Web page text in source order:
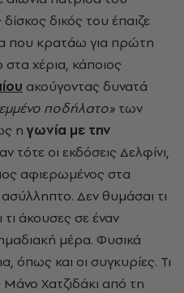
δικός του έπαιζε
που κρατάω για πρώτη
χέρια, κάποιος
ακούγοντας δυνατά
ποδήλατο» των
η γωνία με την
τότε οι εκδόσεις Δελφίνι,
αφιερωμένος στα
Δεν θυμάσαι τι
άκουσες σε έναν
μέρα. Φυσικά
όπως και οι συγκυρίες. Τι
Χατζιδάκι από τη